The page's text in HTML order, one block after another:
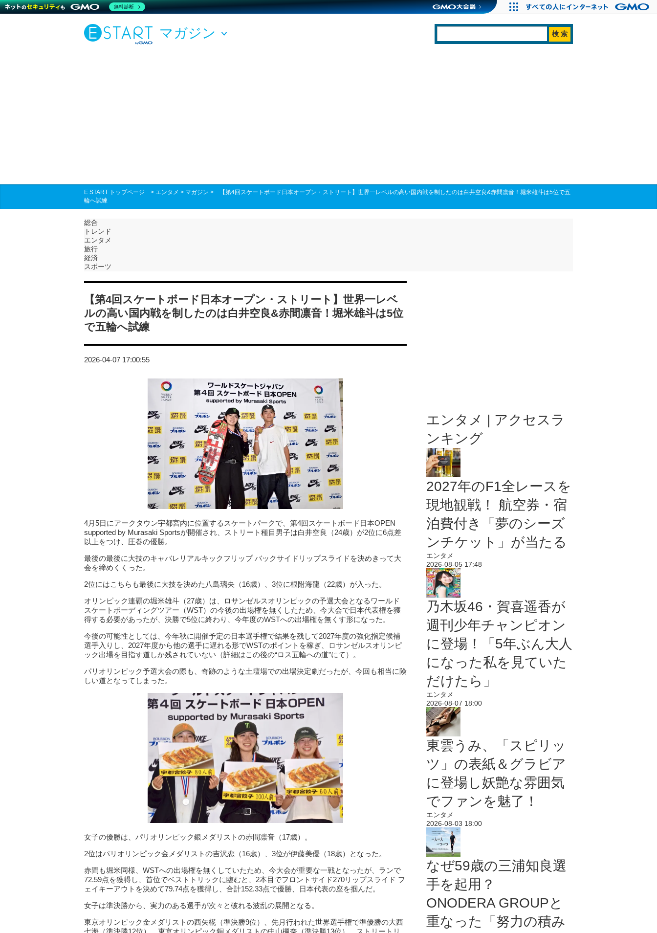
マガジン
E START トップページ > エンタメ > マガジン >
【第4回スケートボード日本オープン・ストリート】世界一レベルの高い国内戦を制したのは白井空良&赤間凛音！堀米雄斗は5位で五
輪へ試練
総合
トレンド
エンタメ
旅行
経済
スポーツ
【第4回スケートボード日本オープン・ストリート】世界一レベ
ルの高い国内戦を制したのは白井空良&赤間凛音！堀米雄斗は5位
で五輪へ試練
2026-04-07 17:00:55
4月5日にアークタウン宇都宮内に位置するスケートパークで、第4回スケートボード日本OPEN
supported by Murasaki Sportsが開催され、ストリート種目男子は白井空良（24歳）が2位に6点差
以上をつけ、圧巻の優勝。
最後の最後に大技のキャバレリアルキックフリップ バックサイドリップスライドを決めきって大
会を締めくくった。
2位にはこちらも最後に大技を決めた八島璃央（16歳）、3位に根附海龍（22歳）が入った。
オリンピック連覇の堀米雄斗（27歳）は、ロサンゼルスオリンピックの予選大会となるワールド
スケートボーディングツアー（WST）の今後の出場権を無くしたため、今大会で日本代表権を獲
得する必要があったが、決勝で5位に終わり、今年度のWSTへの出場権を無くす形になった。
今後の可能性としては、今年秋に開催予定の日本選手権で結果を残して2027年度の強化指定候補
選手入りし、2027年度から他の選手に遅れる形でWSTのポイントを稼ぎ、ロサンゼルスオリンピ
ック出場を目指す道しか残されていない（詳細はこの後の“ロス五輪への道”にて）。
パリオリンピック予選大会の際も、奇跡のような土壇場での出場決定劇だったが、今回も相当に険
しい道となってしまった。
女子の優勝は、パリオリンピック銀メダリストの赤間凛音（17歳）。
2位はパリオリンピック金メダリストの吉沢恋（16歳）、3位が伊藤美優（18歳）となった。
赤間も堀米同様、WSTへの出場権を無くしていたため、今大会が重要な一戦となったが、ランで
72.59点を獲得し、首位でベストトリックに臨むと、2本目でフロントサイド270リップスライド フ
ェイキーアウトを決めて79.74点を獲得し、合計152.33点で優勝、日本代表の座を掴んだ。
女子は準決勝から、実力のある選手が次々と破れる波乱の展開となる。
東京オリンピック金メダリストの西矢椛（準決勝9位）、先月行われた世界選手権で準優勝の大西
七海（準決勝12位）、東京オリンピック銅メダリストの中山楓奈（準決勝13位）、ストリートリ
エンタメ | アクセスラ
ンキング
2027年のF1全レースを
現地観戦！ 航空券・宿
泊費付き「夢のシーズ
ンチケット」が当たる
エンタメ
2026-08-05 17:48
乃木坂46・賀喜遥香が
週刊少年チャンピオン
に登場！「5年ぶん大人
になった私を見ていた
だけたら」
エンタメ
2026-08-07 18:00
東雲うみ、「スピリッ
ツ」の表紙＆グラビア
に登場し妖艶な雰囲気
でファンを魅了！
エンタメ
2026-08-03 18:00
なぜ59歳の三浦知良選
手を起用？
ONODERA GROUPと
重なった「努力の積み
無料診断